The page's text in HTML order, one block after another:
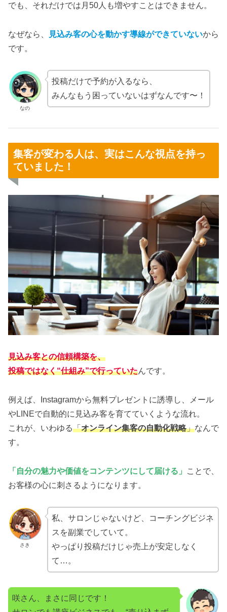
でも、それだけでは月50人も増やすことはできません。
なぜなら、 見込み客の心を動かす導線ができていないから
です。
なの
投稿だけで予約が入るなら、
みんなもう困っていないはずなんです〜！
集客が変わる人は、実はこんな視点を持っ
ていました！
見込み客との信頼構築を、
投稿ではなく“仕組み”で行っていたんです。
例えば、Instagramから無料プレゼントに誘導し、メール
やLINEで自動的に見込み客を育てていくような流れ。
これが、いわゆる「オンライン集客の自動化戦略」なんで
す。
「自分の魅力や価値をコンテンツにして届ける」
ことで、
お客様の心に刺さるようになります。
さき
私、サロンじゃないけど、コーチングビジネ
スを副業でしていて。
やっぱり投稿だけじゃ売上が安定しなく
て…。
咲さん、まさに同じです！